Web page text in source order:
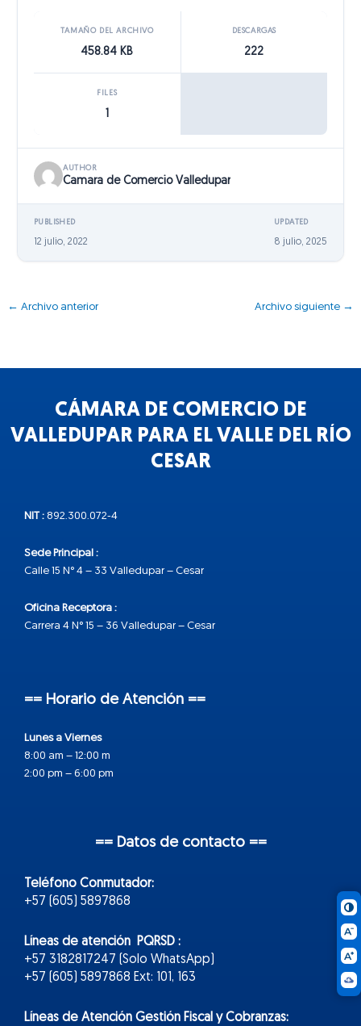
TAMAÑO DEL ARCHIVO
458.84 KB
DESCARGAS
222
FILES
AUTHOR
Camara de Comercio Valledupar
PUBLISHED
12 julio, 2022
UPDATED
8 julio, 2025
← Archivo anterior Archivo siguiente →
CÁMARA DE COMERCIO DE
VALLEDUPAR PARA EL VALLE DEL RÍO
CESAR
NIT : 892.300.072-4
Sede Principal :
Calle 15 N° 4 – 33 Valledupar – Cesar
Oficina Receptora :
Carrera 4 N° 15 – 36 Valledupar – Cesar
== Horario de Atención ==
Lunes a Viernes
8:00 am – 12:00 m
2:00 pm – 6:00 pm
== Datos de contacto ==
Teléfono Conmutador:
+57 (605) 5897868
Líneas de atención PQRSD :
+57 3182817247 (Solo WhatsApp)
+57 (605) 5897868 Ext: 101, 163
Líneas de Atención Gestión Fiscal y Cobranzas: